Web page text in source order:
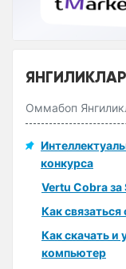
ЯНГИЛИКЛАР
Оммабоп
конкурса
Vertu Cobra
Как
Как скачать и
компьютер